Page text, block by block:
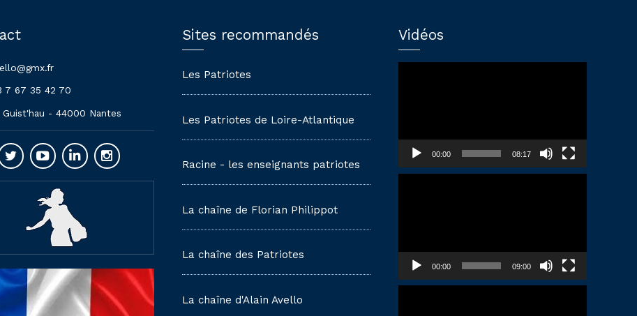
7 67 35 42 70
Guist'hau - 44000 Nantes
Sites recommandés
Les Patriotes
Les Patriotes de Loire-Atlantique
Racine - les enseignants patriotes
La chaîne de Florian Philippot
La chaîne des Patriotes
La chaîne d'Alain Avello
Vidéos
00:00 08:17
00:00 09:00